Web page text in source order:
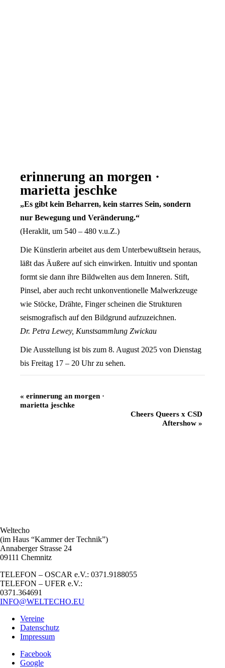
erinnerung an morgen ·
marietta jeschke
„Es gibt kein Beharren, kein starres Sein, sondern
nur Bewegung und Veränderung.“
(Heraklit, um 540 – 480 v.u.Z.)
Die Künstlerin arbeitet aus dem Unterbewußtsein heraus,
läßt das Äußere auf sich einwirken. Intuitiv und spontan
formt sie dann ihre Bildwelten aus dem Inneren. Stift,
Pinsel, aber auch recht unkonventionelle Malwerkzeuge
wie Stöcke, Drähte, Finger scheinen die Strukturen
seismografisch auf den Bildgrund aufzuzeichnen.
Dr. Petra Lewey, Kunstsammlung Zwickau
Die Ausstellung ist bis zum 8. August 2025 von Dienstag
bis Freitag 17 – 20 Uhr zu sehen.
Veranstaltung
Navigation
« erinnerung an morgen ·
marietta jeschke
Cheers Queers x CSD
Aftershow »
Weltecho
(im Haus “Kammer der Technik”)
Annaberger Strasse 24
09111 Chemnitz
TELEFON – OSCAR e.V.: 0371.9188055
TELEFON – UFER e.V.:
0371.364691
INFO@WELTECHO.EU
Vereine
Datenschutz
Impressum
Facebook
Google